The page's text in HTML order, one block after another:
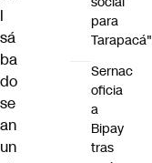
l
sá
ba
do
se
an
un
para
Tarapacá"
Sernac
oficia
a
Bipay
tras